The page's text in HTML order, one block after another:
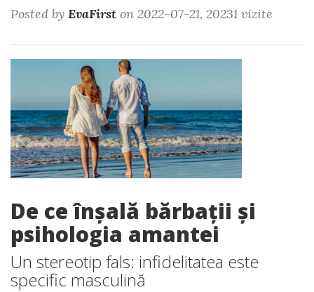
Posted by EvaFirst on 2022-07-21, 20231 vizite
De ce înșală bărbații și
psihologia amantei
Un stereotip fals: infidelitatea este
specific masculină